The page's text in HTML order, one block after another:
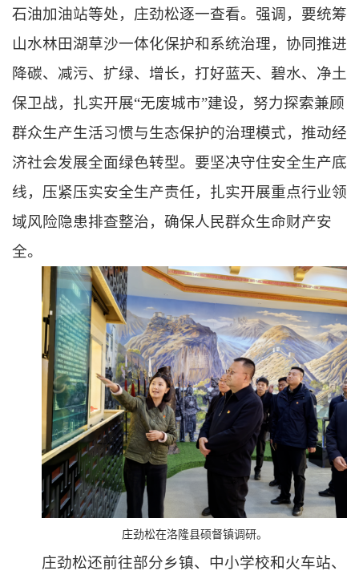
石油加油站等处，庄劲松逐一查看。强调，要统筹
山水林田湖草沙一体化保护和系统治理，协同推进
降碳、减污、扩绿、增长，打好蓝天、碧水、净土
保卫战，扎实开展“无废城市”建设，努力探索兼顾
群众生产生活习惯与生态保护的治理模式，推动经
济社会发展全面绿色转型。要坚决守住安全生产底
线，压紧压实安全生产责任，扎实开展重点行业领
域风险隐患排查整治，确保人民群众生命财产安
全。
庄劲松在洛隆县硕督镇调研。
庄劲松还前往部分乡镇、中小学校和火车站、